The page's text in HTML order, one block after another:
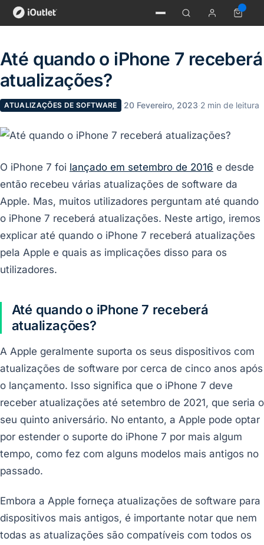
Até quando o iPhone 7 receberá
atualizações?
ATUALIZAÇÕES DE SOFTWARE ·20 Fevereiro, 2023·2 min de leitura
O iPhone 7 foi lançado em setembro de 2016 e desde
então recebeu várias atualizações de software da
Apple. Mas, muitos utilizadores perguntam até quando
o iPhone 7 receberá atualizações. Neste artigo, iremos
explicar até quando o iPhone 7 receberá atualizações
pela Apple e quais as implicações disso para os
utilizadores.
Até quando o iPhone 7 receberá
atualizações?
A Apple geralmente suporta os seus dispositivos com
atualizações de software por cerca de cinco anos após
o lançamento. Isso significa que o iPhone 7 deve
receber atualizações até setembro de 2021, que seria o
seu quinto aniversário. No entanto, a Apple pode optar
por estender o suporte do iPhone 7 por mais algum
tempo, como fez com alguns modelos mais antigos no
passado.
Embora a Apple forneça atualizações de software para
dispositivos mais antigos, é importante notar que nem
todas as atualizações são compatíveis com todos os